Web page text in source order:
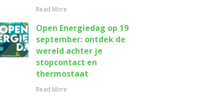
Read More
Open Energiedag op 19
september: ontdek de
wereld achter je
stopcontact en
thermostaat
Read More